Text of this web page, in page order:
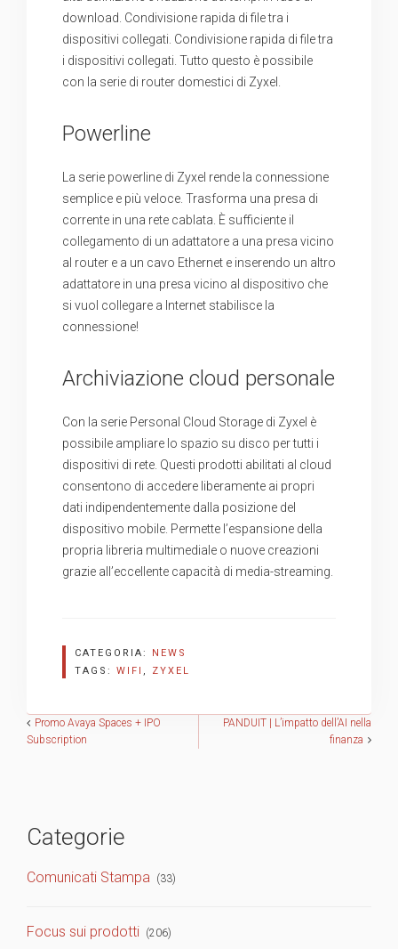
download. Condivisione rapida di file tra i
dispositivi collegati. Condivisione rapida di file tra
i dispositivi collegati. Tutto questo è possibile
con la serie di router domestici di Zyxel.
Powerline
La serie powerline di Zyxel rende la connessione
semplice e più veloce. Trasforma una presa di
corrente in una rete cablata. È sufficiente il
collegamento di un adattatore a una presa vicino
al router e a un cavo Ethernet e inserendo un altro
adattatore in una presa vicino al dispositivo che
si vuol collegare a Internet stabilisce la
connessione!
Archiviazione cloud personale
Con la serie Personal Cloud Storage di Zyxel è
possibile ampliare lo spazio su disco per tutti i
dispositivi di rete. Questi prodotti abilitati al cloud
consentono di accedere liberamente ai propri
dati indipendentemente dalla posizione del
dispositivo mobile. Permette l’espansione della
propria libreria multimediale o nuove creazioni
grazie all’eccellente capacità di media-streaming.
CATEGORIA:
NEWS
TAGS: WIFI , ZYXEL
Navigazione
Promo Avaya Spaces + IPO
Subscription
PANDUIT | L’impatto dell’AI nella
finanza
Categorie
Comunicati Stampa (33)
Focus sui prodotti (206)